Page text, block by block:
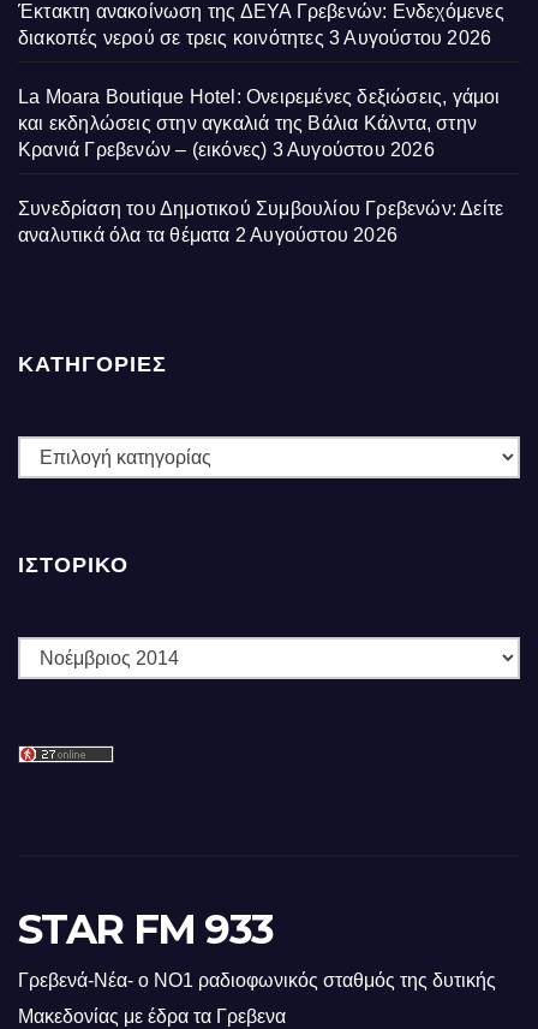
Έκτακτη ανακοίνωση της ΔΕΥΑ Γρεβενών: Ενδεχόμενες
διακοπές νερού σε τρεις κοινότητες 3 Αυγούστου 2026
La Moara Boutique Hotel: Ονειρεμένες δεξιώσεις, γάμοι
και εκδηλώσεις στην αγκαλιά της Βάλια Κάλντα, στην
Κρανιά Γρεβενών – (εικόνες) 3 Αυγούστου 2026
Συνεδρίαση του Δημοτικού Συμβουλίου Γρεβενών: Δείτε
αναλυτικά όλα τα θέματα 2 Αυγούστου 2026
ΚΑΤΗΓΟΡΙΕΣ
ΚΑΤΗΓΟΡΙΕΣ
ΙΣΤΟΡΙΚΌ
Ιστορικό
STAR FM 933
Γρεβενά-Νέα- ο ΝΟ1 ραδιοφωνικός σταθμός της δυτικής
Μακεδονίας με έδρα τα Γρεβενα